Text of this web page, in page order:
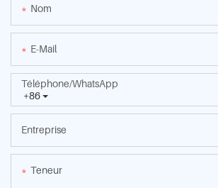
Nom
E-Mail
+86
Téléphone/WhatsApp
Entreprise
Teneur